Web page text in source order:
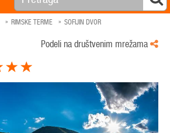
RIMSKE TERME SOFIJIN DVOR
Podeli na društvenim mrežama